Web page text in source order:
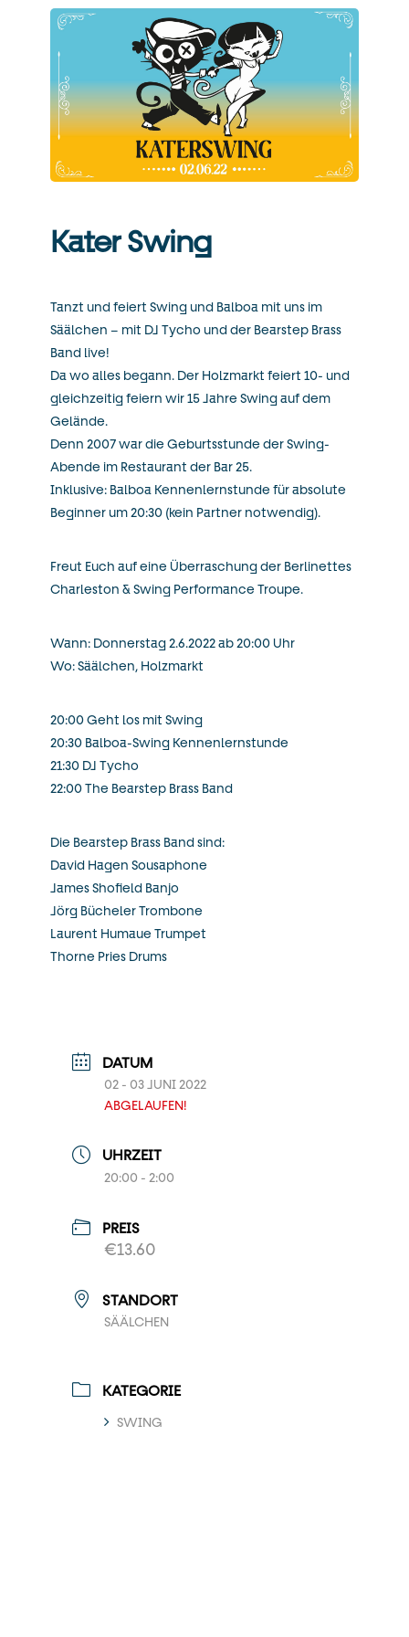
Kater Swing
Tanzt und feiert Swing und Balboa mit uns im
Säälchen – mit DJ Tycho und der Bearstep Brass
Band live!
Da wo alles begann. Der Holzmarkt feiert 10- und
gleichzeitig feiern wir 15 Jahre Swing auf dem
Gelände.
Denn 2007 war die Geburtsstunde der Swing-
Abende im Restaurant der Bar 25.
Inklusive: Balboa Kennenlernstunde für absolute
Beginner um 20:30 (kein Partner notwendig).
Freut Euch auf eine Überraschung der Berlinettes
Charleston & Swing Performance Troupe.
Wann: Donnerstag 2.6.2022 ab 20:00 Uhr
Wo: Säälchen, Holzmarkt
20:00 Geht los mit Swing
20:30 Balboa-Swing Kennenlernstunde
21:30 DJ Tycho
22:00 The Bearstep Brass Band
Die Bearstep Brass Band sind:
David Hagen Sousaphone
James Shofield Banjo
Jörg Bücheler Trombone
Laurent Humaue Trumpet
Thorne Pries Drums
DATUM
02 - 03 JUNI 2022
ABGELAUFEN!
UHRZEIT
20:00 - 2:00
PREIS
€13.60
STANDORT
SÄÄLCHEN
KATEGORIE
SWING